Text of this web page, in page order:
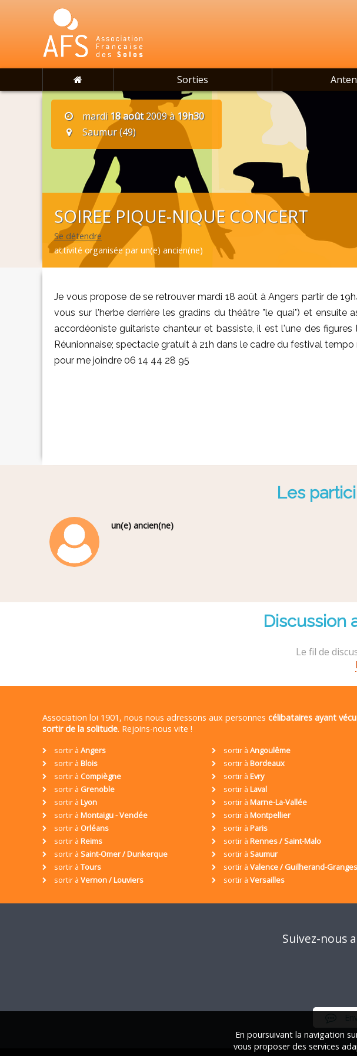
Sorties
mardi 18 août2009 à 19h30
Saumur (49)
SOIREE PIQUE-NIQUE CONCERT
Se détendre
activité organisée par un(e) ancien(ne)
Je vous propose de se retrouver mardi 18 août à Angers partir de
vous sur l'herbe derrière les gradins du théâtre "le quai") et ensuite
accordéoniste guitariste chanteur et bassiste, il est l'une des
Réunionnaise; spectacle gratuit à 21h dans le cadre du festival tempo
pour me joindre 06 14 44 28 95
Les
un(e) ancien(ne)
Discussion
Le fil de
Association loi 1901, nous nous adressons aux personnes célibataires ayant
sortir de la solitude. Rejoins-nous vite !
sortir à Angers sortir à Angoulême
sortir à Blois sortir à Bordeaux
sortir à Compiègne sortir à Evry
sortir à Grenoble sortir à Laval
sortir à Lyon sortir à Marne-La-Vallée
sortir à Montaigu - Vendée sortir à Montpellier
sortir à Orléans sortir à Paris
sortir à Reims sortir à Rennes / Saint-Malo
sortir à Saint-Omer / Dunkerque sortir à Saumur
sortir à Tours sortir à Valence / Guilherand-Granges
sortir à Vernon / Louviers sortir à Versailles
Suivez-nous
En poursuivant la navigation
vous proposer des services